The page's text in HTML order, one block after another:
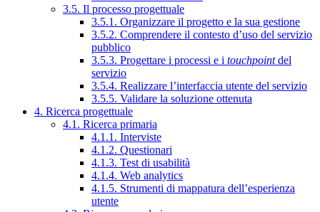
3.5. Il processo progettuale
3.5.1. Organizzare il progetto e la sua gestione
3.5.2. Comprendere il contesto d’uso del servizio
pubblico
3.5.3. Progettare i processi e i touchpointdel
servizio
3.5.4. Realizzare l’interfaccia utente del servizio
3.5.5. Validare la soluzione ottenuta
4. Ricerca progettuale
4.1. Ricerca primaria
4.1.1. Interviste
4.1.2. Questionari
4.1.3. Test di usabilità
4.1.4. Web analytics
4.1.5. Strumenti di mappatura dell’esperienza
utente